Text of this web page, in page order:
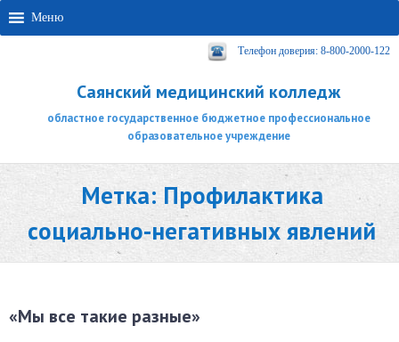
Меню
Телефон доверия: 8-800-2000-122
Саянский медицинский колледж
областное государственное бюджетное профессиональное
образовательное учреждение
Метка: Профилактика
социально-негативных явлений
«Мы все такие разные»